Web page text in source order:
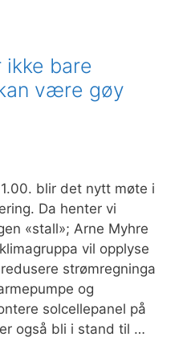
ikke bare
være gøy
blir det nytt møte i
Da henter vi
«stall»; Arne Myhre
vil opplyse
strømregninga
og
solcellepanel på
også bli i stand til …